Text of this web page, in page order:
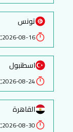
تونس
2026-08-16
:
اسطنبول
2026-08-24
:
القاهرة
2026-08-30
: